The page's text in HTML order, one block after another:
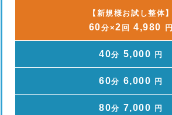
【新規様お試し整体】
60分×2 回 4,980 円
40分 5,000 円
60分 6,000 円
80分 7,000 円